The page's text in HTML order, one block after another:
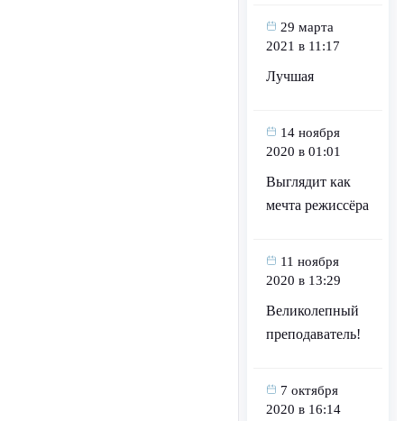
29 марта
2021 в 11:17
Лучшая
14 ноября
2020 в 01:01
Выглядит как
мечта режиссёра
11 ноября
2020 в 13:29
Великолепный
преподаватель!
7 октября
2020 в 16:14